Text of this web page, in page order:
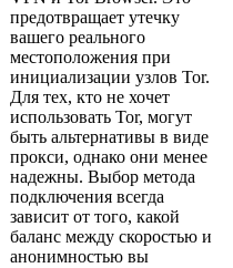
предотвращает утечку
вашего реального
местоположения при
инициализации узлов Tor.
Для тех, кто не хочет
использовать Tor, могут
быть альтернативы в виде
прокси, однако они менее
надежны. Выбор метода
подключения всегда
зависит от того, какой
баланс между скоростью и
анонимностью вы